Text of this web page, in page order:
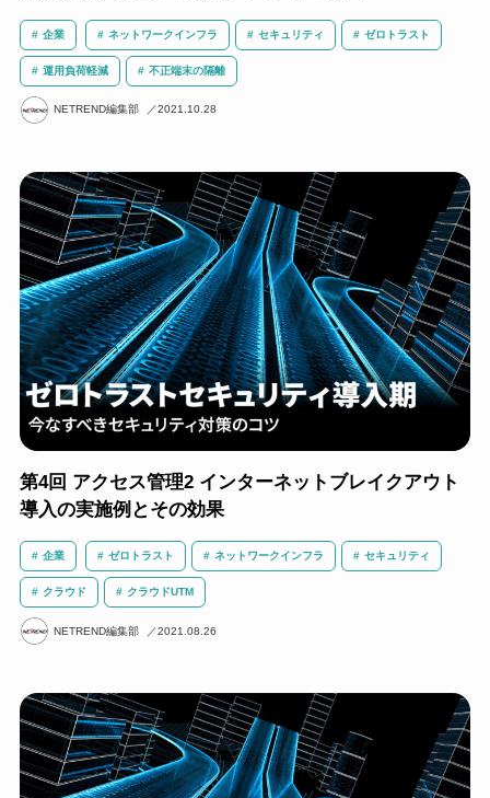
企業 ネットワークインフラ セキュリティ ゼロトラスト
運用負荷軽減 不正端末の隔離
NETREND編集部 2021.10.28
第4回 アクセス管理2 インターネットブレイクアウト
導入の実施例とその効果
企業 ゼロトラスト ネットワークインフラ セキュリティ
クラウド クラウドUTM
NETREND編集部 2021.08.26